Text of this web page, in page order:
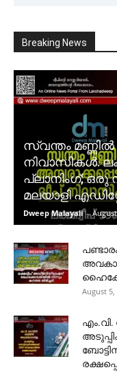
Breaking News
സ്വന്തം
നിവാസികൾ.
പ്ലാനിംഗ്; ഒരു
മലയാളി
Dweep Malayali -
August 5,